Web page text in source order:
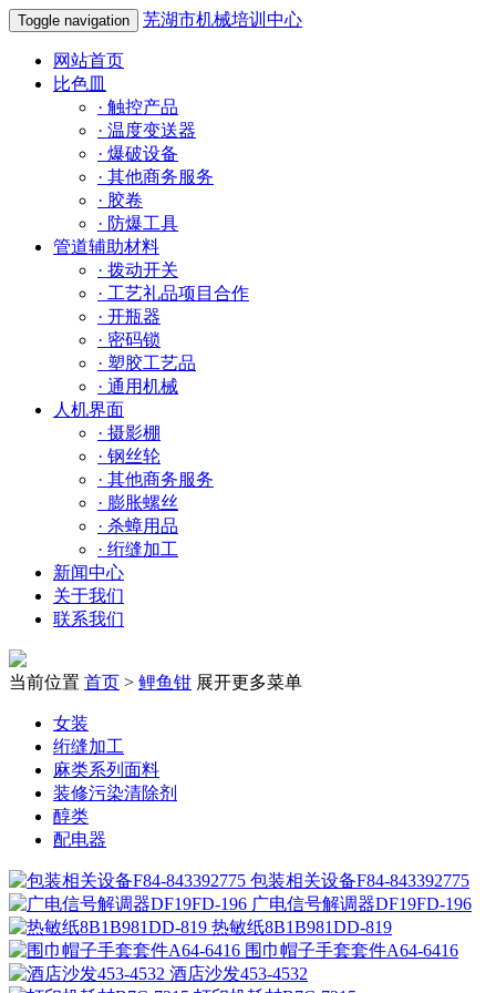
Toggle navigation 芜湖市机械培训中心
网站首页
比色皿
· 触控产品
· 温度变送器
· 爆破设备
· 其他商务服务
· 胶卷
· 防爆工具
管道辅助材料
· 拨动开关
· 工艺礼品项目合作
· 开瓶器
· 密码锁
· 塑胶工艺品
· 通用机械
人机界面
· 摄影棚
· 钢丝轮
· 其他商务服务
· 膨胀螺丝
· 杀蟑用品
· 绗缝加工
新闻中心
关于我们
联系我们
当前位置 首页 > 鲤鱼钳 展开更多菜单
女装
绗缝加工
麻类系列面料
装修污染清除剂
醇类
配电器
包装相关设备F84-843392775
广电信号解调器DF19FD-196
热敏纸8B1B981DD-819
围巾帽子手套套件A64-6416
酒店沙发453-4532